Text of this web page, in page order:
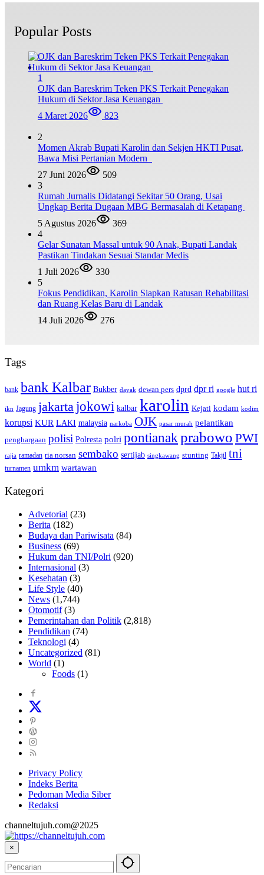
Popular Posts
1
OJK dan Bareskrim Teken PKS Terkait Penegakan
Hukum di Sektor Jasa Keuangan
4 Maret 2026
823
2
Momen Akrab Bupati Karolin dan Sekjen HKTI Pusat,
Bawa Misi Pertanian Modern
27 Juni 2026
509
3
Rumah Jurnalis Didatangi Sekitar 50 Orang, Usai
Ungkap Berita Dugaan MBG Bermasalah di Ketapang
5 Agustus 2026
369
4
Gelar Sunatan Massal untuk 90 Anak, Bupati Landak
Pastikan Tindakan Sesuai Standar Medis
1 Juli 2026
330
5
Fokus Pendidikan, Karolin Siapkan Ratusan Rehabilitasi
dan Ruang Kelas Baru di Landak
14 Juli 2026
276
Tags
bank bank Kalbar Bukber dayak dewan pers dprd dpr ri google hut ri
ikn Jagung jakarta jokowi kalbar karolin Kejati kodam kodim
korupsi KUR LAKI malaysia narkoba OJK pasar murah pelantikan
penghargaan polisi Polresta polri pontianakprabowo PWI
rajia ramadan ria norsan sembako sertijab singkawang stunting Takjil tni
turnamen umkm wartawan
Kategori
Advetorial (23)
Berita (182)
Budaya dan Pariwisata (84)
Business (69)
Hukum dan TNI/Polri (920)
Internasional (3)
Kesehatan (3)
Life Style (40)
News (1,744)
Otomotif(3)
Pemerintahan dan Politik (2,818)
Pendidikan (74)
Teknologi (4)
Uncategorized (81)
World (1)
Foods (1)
Privacy Policy
Indeks Berita
Pedoman Media Siber
Redaksi
channeltujuh.com@2025
×